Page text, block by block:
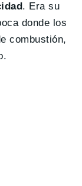
. Era su
donde los
combustión,